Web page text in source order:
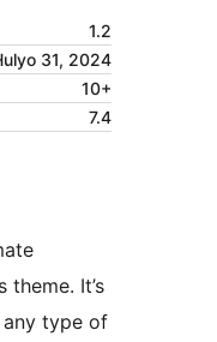
1.2
31, 2024
10+
7.4
theme. It’s
type of